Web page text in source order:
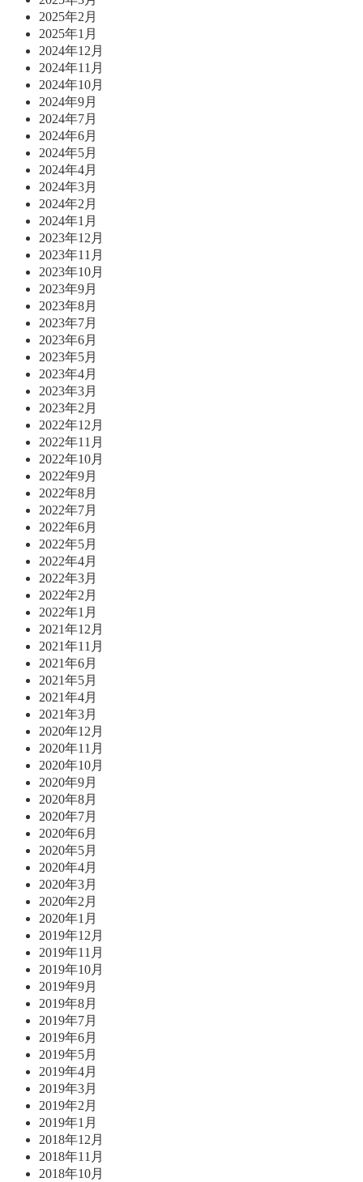
2025年2月
2025年1月
2024年12月
2024年11月
2024年10月
2024年9月
2024年7月
2024年6月
2024年5月
2024年4月
2024年3月
2024年2月
2024年1月
2023年12月
2023年11月
2023年10月
2023年9月
2023年8月
2023年7月
2023年6月
2023年5月
2023年4月
2023年3月
2023年2月
2022年12月
2022年11月
2022年10月
2022年9月
2022年8月
2022年7月
2022年6月
2022年5月
2022年4月
2022年3月
2022年2月
2022年1月
2021年12月
2021年11月
2021年6月
2021年5月
2021年4月
2021年3月
2020年12月
2020年11月
2020年10月
2020年9月
2020年8月
2020年7月
2020年6月
2020年5月
2020年4月
2020年3月
2020年2月
2020年1月
2019年12月
2019年11月
2019年10月
2019年9月
2019年8月
2019年7月
2019年6月
2019年5月
2019年4月
2019年3月
2019年2月
2019年1月
2018年12月
2018年11月
2018年10月